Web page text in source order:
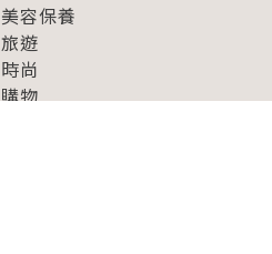
美容保養
旅遊
時尚
購物